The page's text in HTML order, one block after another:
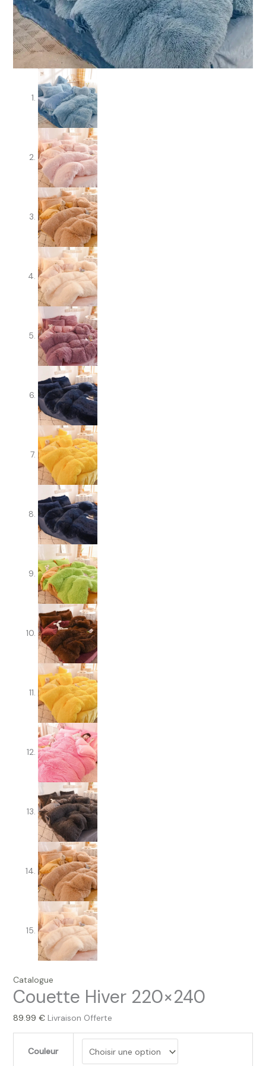
Catalogue
Couette Hiver 220×240
89.99 € Livraison Offerte
Couleur